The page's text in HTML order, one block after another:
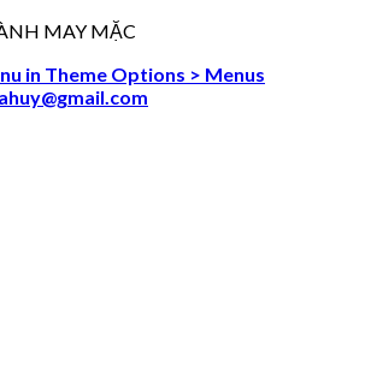
MAY MẶC
in Theme Options > Menus